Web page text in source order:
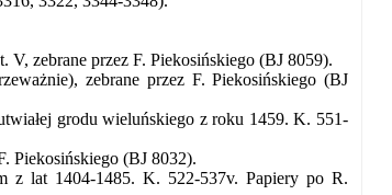
zebrane przez F. Piekosińskiego (BJ 8059).
zebrane przez F. Piekosińskiego (BJ
grodu wieluńskiego z roku 1459. K. 551-
Piekosińskiego (BJ 8032).
z lat 1404-1485. K. 522-537v. Papiery po R.